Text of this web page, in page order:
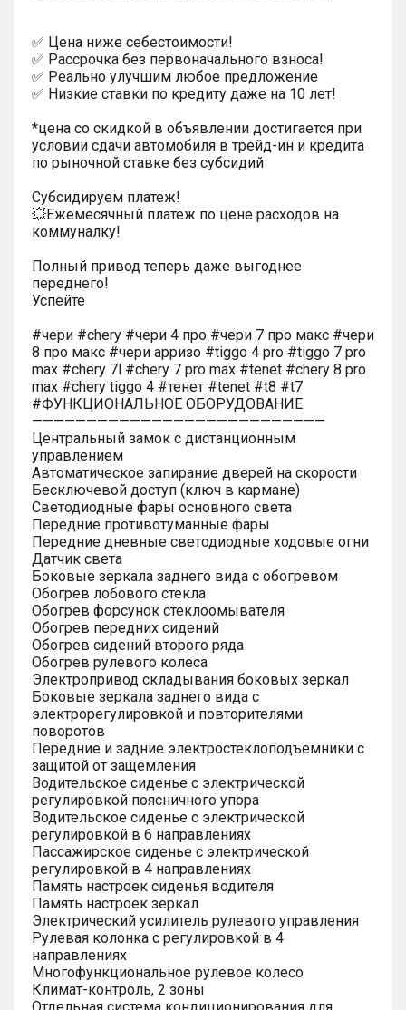
✅ Цена ниже себестоимости!
✅ Рассрочка без первоначального взноса!
✅ Реально улучшим любое предложение
✅ Низкие ставки по кредиту даже на 10 лет!
*цена со скидкой в объявлении достигается при
условии сдачи автомобиля в трейд-ин и кредита
по рыночной ставке без субсидий
Субсидируем платеж!
💥Ежемесячный платеж по цене расходов на
коммуналку!
Полный привод теперь даже выгоднее
переднего!
Успейте
#чери #chery #чери 4 про #чери 7 про макс #чери
8 про макс #чери арризо #tiggo 4 pro #tiggo 7 pro
max #chery 7l #chery 7 pro max #tenet #chery 8 pro
max #chery tiggo 4 #тенет #tenet #t8 #t7
#ФУНКЦИОНАЛЬНОЕ ОБОРУДОВАНИЕ
———————————————————————————
Центральный замок с дистанционным
управлением
Автоматическое запирание дверей на скорости
Бесключевой доступ (ключ в кармане)
Светодиодные фары основного света
Передние противотуманные фары
Передние дневные светодиодные ходовые огни
Датчик света
Боковые зеркала заднего вида с обогревом
Обогрев лобового стекла
Обогрев форсунок стеклоомывателя
Обогрев передних сидений
Обогрев сидений второго ряда
Обогрев рулевого колеса
Электропривод складывания боковых зеркал
Боковые зеркала заднего вида с
электрорегулировкой и повторителями
поворотов
Передние и задние электростеклоподъемники с
защитой от защемления
Водительское сиденье с электрической
регулировкой поясничного упора
Водительское сиденье с электрической
регулировкой в 6 направлениях
Пассажирское сиденье с электрической
регулировкой в 4 направлениях
Память настроек сиденья водителя
Память настроек зеркал
Электрический усилитель рулевого управления
Рулевая колонка с регулировкой в 4
направлениях
Многофункциональное рулевое колесо
Климат-контроль, 2 зоны
Отдельная система кондиционирования для